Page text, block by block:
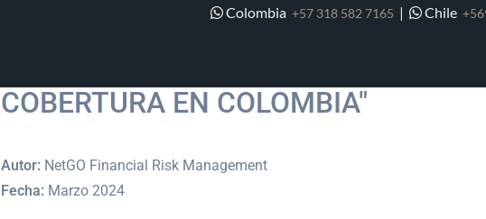
Colombia+57 318 582 7165 | Chile
WEBINAR "OPCIONES COMO
COBERTURA EN COLOMBIA"
Autor: NetGO Financial Risk Management
Fecha: Marzo 2024